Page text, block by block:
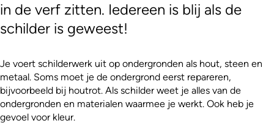
in de verf zitten. Iedereen is blij als de
schilder is geweest!
Je voert schilderwerk uit op ondergronden als hout, steen en
metaal. Soms moet je de ondergrond eerst repareren,
bijvoorbeeld bij houtrot. Als schilder weet je alles van de
ondergronden en materialen waarmee je werkt. Ook heb je
gevoel voor kleur.